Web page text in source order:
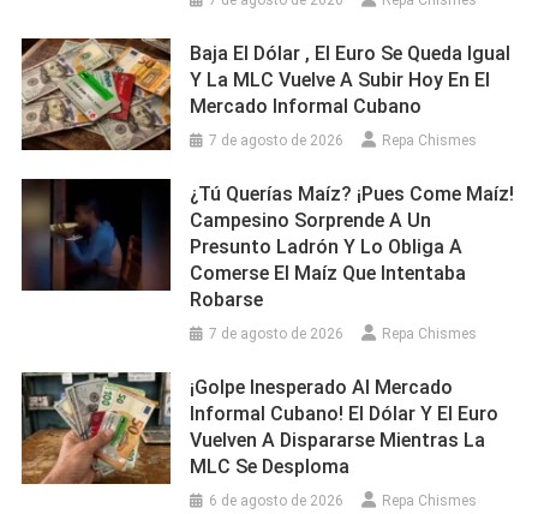
Baja El Dólar , El Euro Se Queda Igual
Y La MLC Vuelve A Subir Hoy En El
Mercado Informal Cubano
7 de agosto de 2026 Repa Chismes
¿Tú Querías Maíz? ¡Pues Come Maíz!
Campesino Sorprende A Un
Presunto Ladrón Y Lo Obliga A
Comerse El Maíz Que Intentaba
Robarse
7 de agosto de 2026 Repa Chismes
¡Golpe Inesperado Al Mercado
Informal Cubano! El Dólar Y El Euro
Vuelven A Dispararse Mientras La
MLC Se Desploma
6 de agosto de 2026 Repa Chismes